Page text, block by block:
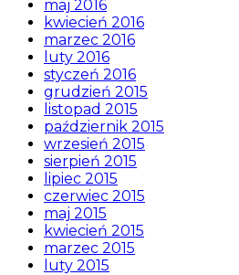
maj 2016
kwiecień 2016
marzec 2016
luty 2016
styczeń 2016
grudzień 2015
listopad 2015
październik 2015
wrzesień 2015
sierpień 2015
lipiec 2015
czerwiec 2015
maj 2015
kwiecień 2015
marzec 2015
luty 2015